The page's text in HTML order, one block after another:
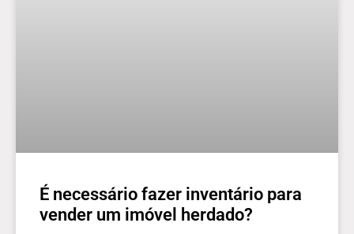
É necessário fazer inventário para
vender um imóvel herdado?